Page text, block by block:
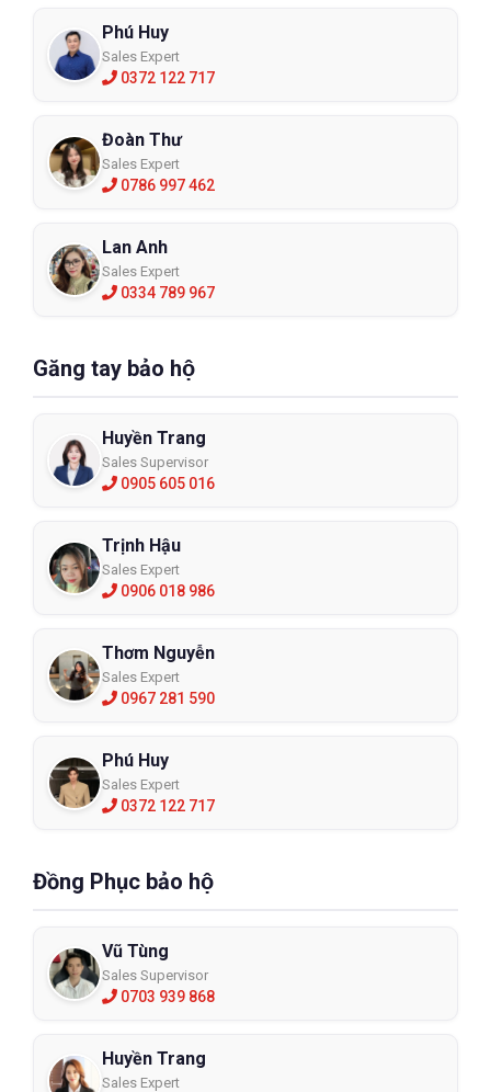
Phú Huy
Sales Expert
0372 122 717
Đoàn Thư
Sales Expert
0786 997 462
Lan Anh
Sales Expert
0334 789 967
Găng tay bảo hộ
Huyền Trang
Sales Supervisor
0905 605 016
Trịnh Hậu
Sales Expert
0906 018 986
Thơm Nguyễn
Sales Expert
0967 281 590
Phú Huy
Sales Expert
0372 122 717
Đồng Phục bảo hộ
Vũ Tùng
Sales Supervisor
0703 939 868
Huyền Trang
Sales Expert